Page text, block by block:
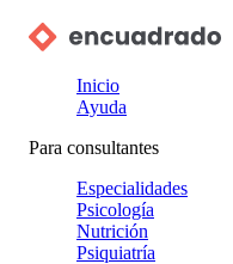
Inicio
Ayuda
Para consultantes
Especialidades
Psicología
Nutrición
Psiquiatría